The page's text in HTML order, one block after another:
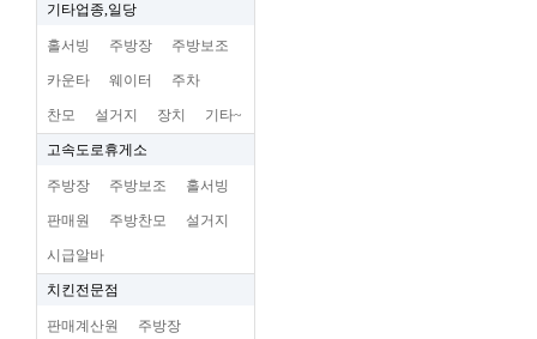
기타업종,일당
홀서빙 주방장 주방보조
카운타 웨이터 주차
찬모 설거지 장치 기타~
고속도로휴게소
주방장 주방보조 홀서빙
판매원 주방찬모 설거지
시급알바
치킨전문점
판매계산원 주방장